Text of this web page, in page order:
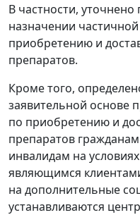
В частности,
назначении
приобретению и
препаратов.
Кроме того,
заявительной основе
по приобретению и
препаратов
инвалидам на
являющимся
на дополнительные
устанавливаются